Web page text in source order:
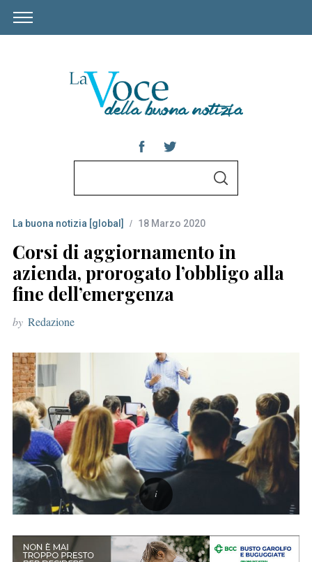
r
c
h
f
o
r
S
La buona notizia [global] 18 Marzo 2020
Corsi di aggiornamento in
azienda, prorogato l’obbligo alla
fine dell’emergenza
by Redazione